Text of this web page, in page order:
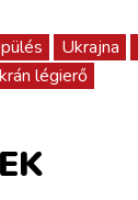
Ukrajna
légierő